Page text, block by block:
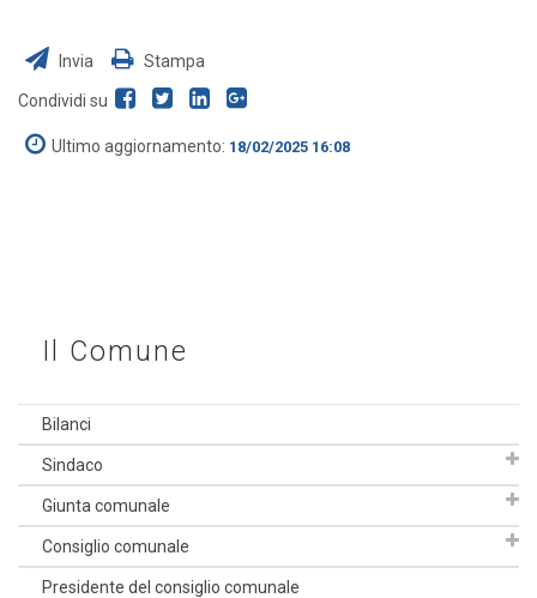
Invia Stampa
Condividi su
Ultimo aggiornamento: 18/02/2025 16:08
Il Comune
Bilanci
Sindaco
Giunta comunale
Consiglio comunale
Presidente del consiglio comunale